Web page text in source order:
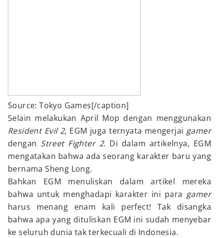
Source: Tokyo Games[/caption]
Selain melakukan April Mop dengan menggunakan
Resident Evil 2, EGM juga ternyata mengerjai gamer
dengan Street Fighter 2. Di dalam artikelnya, EGM
mengatakan bahwa ada seorang karakter baru yang
bernama Sheng Long.
Bahkan EGM menuliskan dalam artikel mereka
bahwa untuk menghadapi karakter ini para gamer
harus menang enam kali perfect! Tak disangka
bahwa apa yang dituliskan EGM ini sudah menyebar
ke seluruh dunia tak terkecuali di Indonesia.